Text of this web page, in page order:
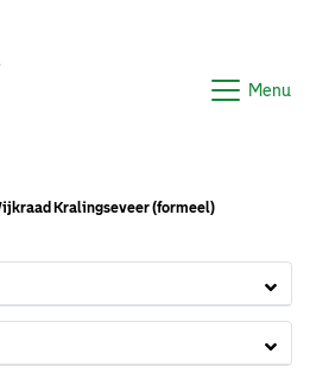
Menu
Kralingseveer (formeel)